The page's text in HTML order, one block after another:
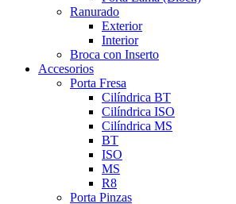
Ranurado
Exterior
Interior
Broca con Inserto
Accesorios
Porta Fresa
Cilíndrica BT
Cilíndrica ISO
Cilíndrica MS
BT
ISO
MS
R8
Porta Pinzas